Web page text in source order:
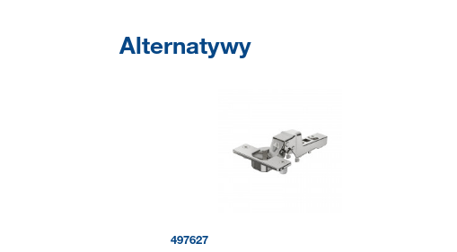
Alternatywy
497627